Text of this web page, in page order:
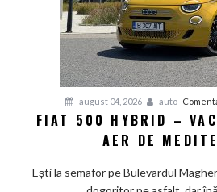
august 04, 2026 auto
FIAT 500 HYBRID –
AER DE
Ești la semafor pe Bulevardul